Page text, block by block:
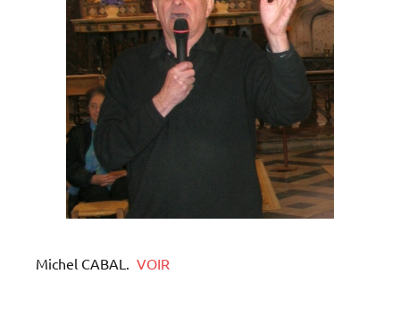
Michel CABAL. VOIR